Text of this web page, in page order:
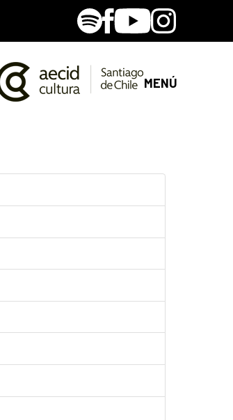
SpotifyFacebook
YoutubeInstagram
MENÚ